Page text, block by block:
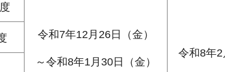
令和7年12月26日（金）
～令和8年1月30日（金）
令和8年2